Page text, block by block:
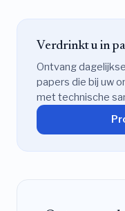
Verdrinkt u in
Ontvang
papers die bij uw
met technische